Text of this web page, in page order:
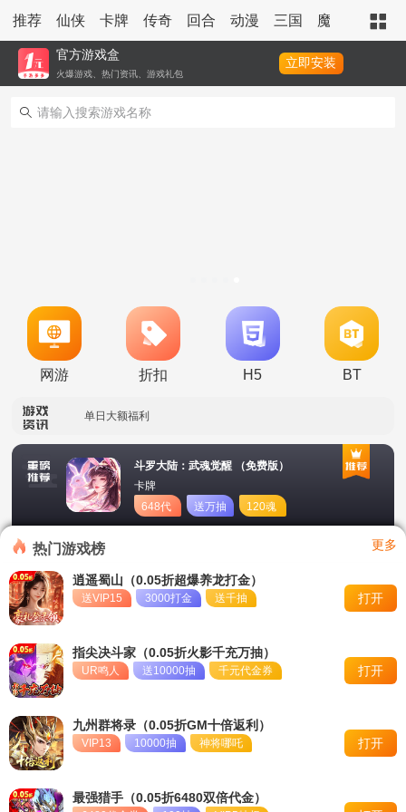
推荐 仙侠 卡牌 传奇 回合 动漫 三国 魔幻 策略
官方游戏盒
火爆游戏、热门资讯、游戏礼包
立即安装
网游 折扣 H5 BT
单日大额福利
单日大额福利
新区首日十倍超值返利
冠名活动
斗罗大陆：武魂觉醒 （免费版）
卡牌
648代
币
送万抽
120魂
币
热门游戏榜 更多
逍遥蜀山（0.05折超爆养龙打金）
送VIP15 3000打金 送千抽 打开
指尖决斗家（0.05折火影千充万抽）
UR鸣人 送10000抽 千元代金券 打开
九州群将录（0.05折GM十倍返利）
VIP13 10000抽 神将哪吒 打开
最强猎手（0.05折6480双倍代金）